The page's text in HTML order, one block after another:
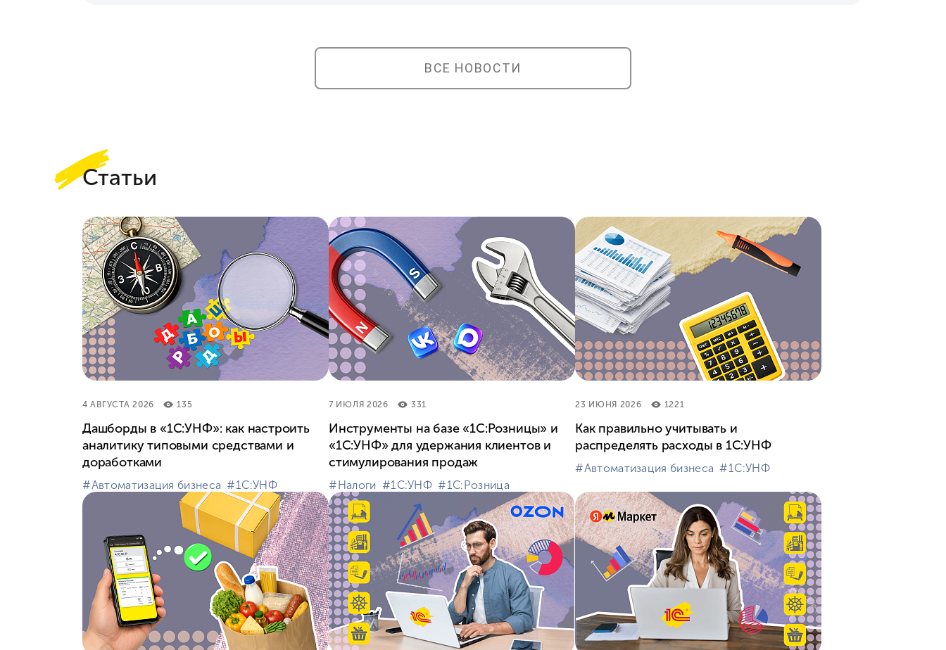
ВСЕ НОВОСТИ
Статьи
4 АВГУСТА 2026 135
Дашборды в «1С:УНФ»: как настроить
аналитику типовыми средствами и
доработками
#⁣Автоматизация бизнеса #⁣1С:УНФ
7 ИЮЛЯ 2026 331
Инструменты на базе «1С:Розницы» и
«1С:УНФ» для удержания клиентов и
стимулирования продаж
#⁣Налоги #⁣1С:УНФ #⁣1С:Розница
23 ИЮНЯ 2026 1221
Как правильно учитывать и
распределять расходы в 1С:УНФ
#⁣Автоматизация бизнеса #⁣1С:УНФ